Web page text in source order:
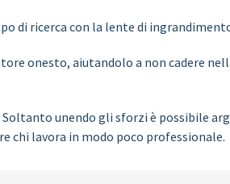
di ricerca con la lente di
onesto, aiutandolo a non cadere
unendo gli sforzi è possibile
chi lavora in modo poco professionale.